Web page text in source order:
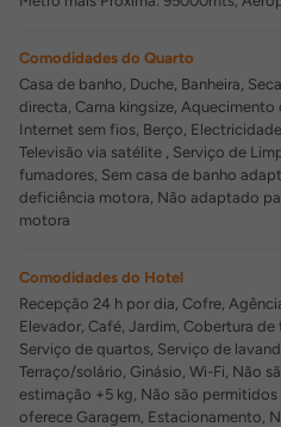
Comodidades do Quarto
Casa de banho, Duche, Banheira,
directa, Cama kingsize,
Internet sem fios, Berço,
Televisão via satélite , Serviço de
fumadores, Sem casa de banho
deficiência motora, Não adaptado
motora
Comodidades do Hotel
Recepção 24 h por dia, Cofre,
Elevador, Café, Jardim, Cobertura
Serviço de quartos, Serviço de
Terraço/solário, Ginásio, Wi-Fi, Não
estimação +5 kg, Não são
oferece Garagem, Estacionamento,